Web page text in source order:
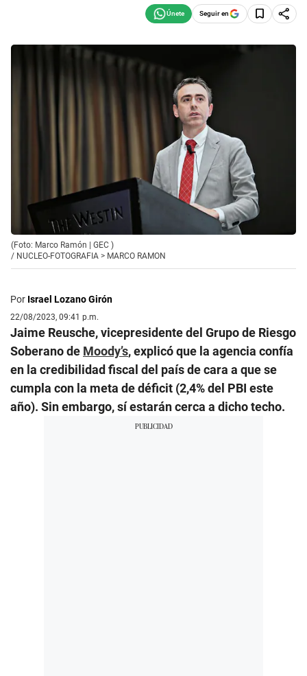
Seguir en
(Foto: Marco Ramón | GEC )
/ NUCLEO-FOTOGRAFIA > MARCO RAMON
Por Israel Lozano Girón
22/08/2023, 09:41 p.m.
Jaime Reusche, vicepresidente del Grupo de Riesgo
Soberano de Moody’s, explicó que la agencia confía
en la credibilidad fiscal del país de cara a que se
cumpla con la meta de déficit (2,4% del PBI este
año). Sin embargo, sí estarán cerca a dicho techo.